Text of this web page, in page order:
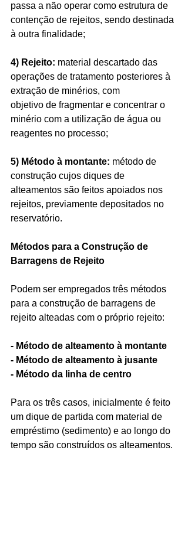
passa a não operar como estrutura de
contenção de rejeitos, sendo destinada
à outra finalidade;
4) Rejeito: material descartado das
operações de tratamento posteriores à
extração de minérios, com
objetivo de fragmentar e concentrar o
minério com a utilização de água ou
reagentes no processo;
5) Método à montante: método de
construção cujos diques de
alteamentos são feitos apoiados nos
rejeitos, previamente depositados no
reservatório.
Métodos para a Construção de
Barragens de Rejeito
Podem ser empregados três métodos
para a construção de barragens de
rejeito alteadas com o próprio rejeito:
- Método de alteamento à montante
- Método de alteamento à jusante
- Método da linha de centro
Para os três casos, inicialmente é feito
um dique de partida com material de
empréstimo (sedimento) e ao longo do
tempo são construídos os alteamentos.